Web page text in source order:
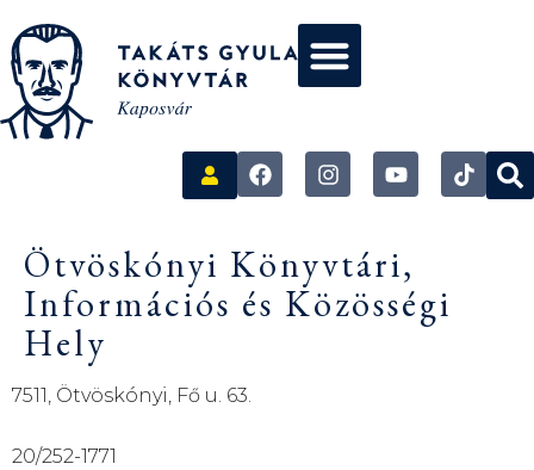
Ötvöskónyi Könyvtári,
Információs és Közösségi
Hely
7511, Ötvöskónyi, Fő u. 63.
20/252-1771